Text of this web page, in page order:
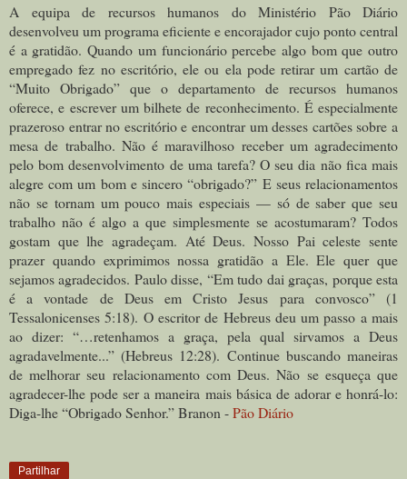
A equipa de recursos humanos do Ministério Pão Diário
desenvolveu um programa eficiente e encorajador cujo ponto central
é a gratidão. Quando um funcionário percebe algo bom que outro
empregado fez no escritório, ele ou ela pode retirar um cartão de
“Muito Obrigado” que o departamento de recursos humanos
oferece, e escrever um bilhete de reconhecimento. É especialmente
prazeroso entrar no escritório e encontrar um desses cartões sobre a
mesa de trabalho. Não é maravilhoso receber um agradecimento
pelo bom desenvolvimento de uma tarefa? O seu dia não fica mais
alegre com um bom e sincero “obrigado?” E seus relacionamentos
não se tornam um pouco mais especiais — só de saber que seu
trabalho não é algo a que simplesmente se acostumaram? Todos
gostam que lhe agradeçam. Até Deus. Nosso Pai celeste sente
prazer quando exprimimos nossa gratidão a Ele. Ele quer que
sejamos agradecidos. Paulo disse, “Em tudo dai graças, porque esta
é a vontade de Deus em Cristo Jesus para convosco” (1
Tessalonicenses 5:18). O escritor de Hebreus deu um passo a mais
ao dizer: “…retenhamos a graça, pela qual sirvamos a Deus
agradavelmente...” (Hebreus 12:28). Continue buscando maneiras
de melhorar seu relacionamento com Deus. Não se esqueça que
agradecer-lhe pode ser a maneira mais básica de adorar e honrá-lo:
Diga-lhe “Obrigado Senhor.” Branon -Pão Diário
Partilhar